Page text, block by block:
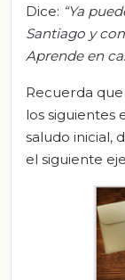
Dice: “Ya
Santiago y
Aprende en
Recuerda
los siguientes
saludo inicial,
el siguiente